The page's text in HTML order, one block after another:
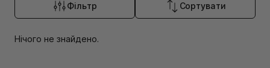
Фільтр Сортувати
Нічого не знайдено.